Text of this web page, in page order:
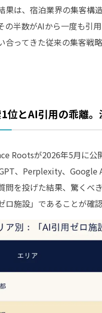
果は、宿泊業界の集客構
の半数がAIから一度も引
合ってきた従来の集客戦
位とAI引用の乖離
Rootsが2026年5月に公
、Perplexity、Google
問を投げた結果、驚くべ
ロ施設」であることが確